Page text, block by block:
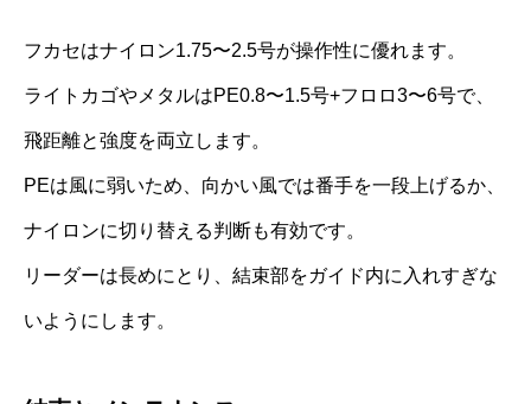
フカセはナイロン1.75〜2.5号が操作性に優れます。
ライトカゴやメタルはPE0.8〜1.5号+フロロ3〜6号で、
飛距離と強度を両立します。
PEは風に弱いため、向かい風では番手を一段上げるか、
ナイロンに切り替える判断も有効です。
リーダーは長めにとり、結束部をガイド内に入れすぎな
いようにします。